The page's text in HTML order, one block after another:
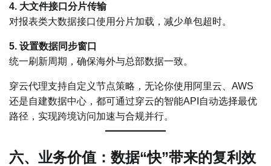
4. 大文件接口分片传输
对报表类大数据接口使用分片加载，减少单包超时。
5. 设置数据同步窗口
统一刷新周期，确保海外与总部数据一致。
穿云代理支持自定义节点策略，无论你使用阿里云、AWS
还是自建数据中心，都可通过穿云的智能API自动选择最优
路径，实现跨境访问加速与合规并行。
六、业务价值：数据“快”带来的复利效